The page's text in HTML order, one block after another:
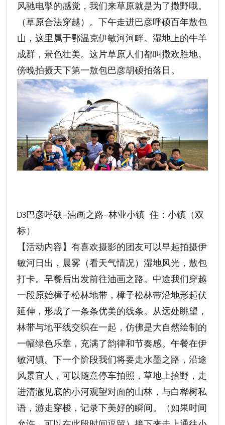
风驰电掣的感觉，我们来草原就是为了撒野哦。
（草原合法穿越）。下午走进巴彦呼硕百年敖包
山，这里属于鄂温克伊敏河河畔。湿地上的牛羊
成群，景色壮美。这片草原人们都叫撒欢胜地。
傍晚拍摄天下第一敖包巴彦胡硕拍落日。
D3巴彦呼硕—油画之路—林业小镇 住：小镇（双
标）
【活动内容】有喜欢摄影的团友可以早起拍摄伊
敏河日出，晨雾（看天气情况）湿地风光，敖包
打卡。早餐后出发前往油画之路。中途我们穿越
一段原始樟子松林地带，樟子松林带沿地形起伏
延伸，形成了一条条优美的线条。从远处眺望，
林带与地平线交织在一起，仿佛是大自然绘制的
一幅绿色乐章，充满了韵律和节奏感。午餐在伊
敏河镇。下一个阶段我们将要走水墨之路，沿途
风景宜人，可以随意停车拍照，草地上拾野，走
进清澈见底的小河观望对面的山林，与白桦树私
语，游走穿梭，记录下美好的瞬间。（如果时间